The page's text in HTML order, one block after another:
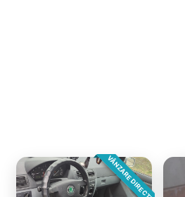
VÂNZARE DIRECTA